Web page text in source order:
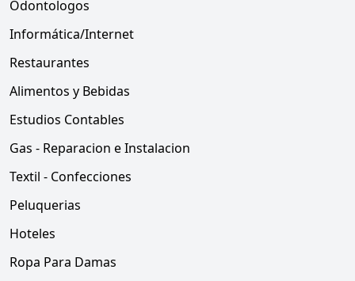
Odontologos
Informática/Internet
Restaurantes
Alimentos y Bebidas
Estudios Contables
Gas - Reparacion e Instalacion
Textil - Confecciones
Peluquerias
Hoteles
Ropa Para Damas